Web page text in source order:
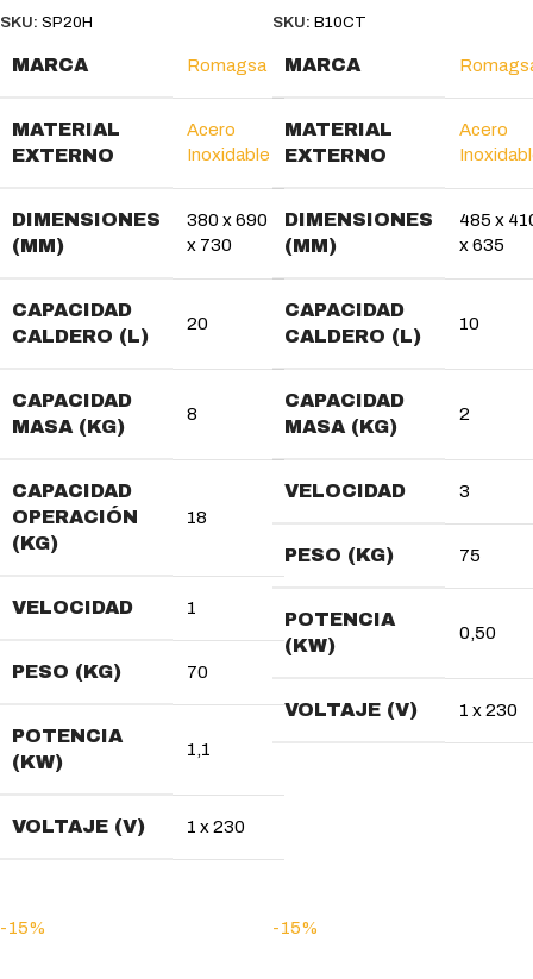
SKU: SP20H
MARCA Romagsa
MATERIAL
EXTERNO
Acero
Inoxidable
DIMENSIONES
(MM)
380 x 690
x 730
CAPACIDAD
CALDERO (L)
20
CAPACIDAD
MASA (KG)
8
CAPACIDAD
OPERACIÓN
(KG)
18
VELOCIDAD 1
PESO (KG) 70
POTENCIA
(KW)
1,1
VOLTAJE (V) 1 x 230
SKU: B10CT
MARCA
MATERIAL
EXTERNO
Acero
DIMENSIONES
(MM)
485 x
x 635
CAPACIDAD
CALDERO (L)
10
CAPACIDAD
MASA (KG)
2
VELOCIDAD 3
PESO (KG) 75
POTENCIA
(KW)
0,50
VOLTAJE (V) 1 x 230
-15% -15%